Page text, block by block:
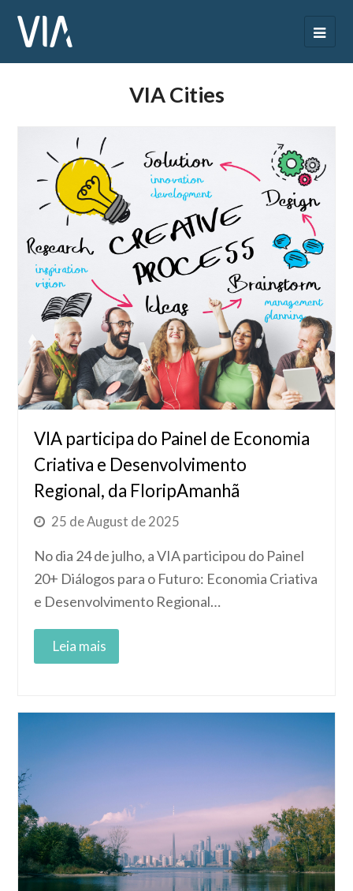
VIA Cities
VIA participa do Painel de Economia
Criativa e Desenvolvimento
Regional, da FloripAmanhã
25 de August de 2025
No dia 24 de julho, a VIA participou do Painel
20+ Diálogos para o Futuro: Economia Criativa
e Desenvolvimento Regional…